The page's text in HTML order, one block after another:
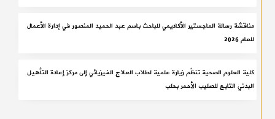
مناقشة رسالة الماجستير الأكاديمي للباحث باسم عبد الحميد المنصور في إدارة الأعمال
للعام 2026
كلية العلوم الصحية تنظّم زيارة علمية لطلاب العلاج الفيزيائي إلى مركز إعادة التأهيل
البدني التابع للصليب الأحمر بحلب